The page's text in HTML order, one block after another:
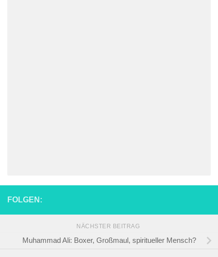
FOLGEN:
NÄCHSTER BEITRAG
Muhammad Ali: Boxer, Großmaul, spiritueller Mensch?